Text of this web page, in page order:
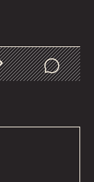
i dati
Comments